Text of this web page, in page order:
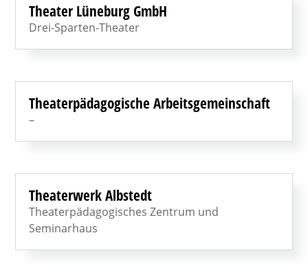
Theater Lüneburg GmbH
Drei-Sparten-Theater
Theaterpädagogische Arbeitsgemeinschaft
–
Theaterwerk Albstedt
Theaterpädagogisches Zentrum und
Seminarhaus